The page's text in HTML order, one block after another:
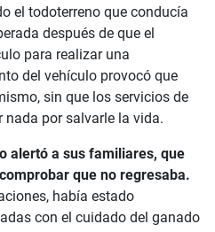
el todoterreno que conducía
después de que el
para realizar una
del vehículo provocó que
sin que los servicios de
nada por salvarle la vida.
alertó a sus familiares, que
que no regresaba.
había estado
con el cuidado del ganado